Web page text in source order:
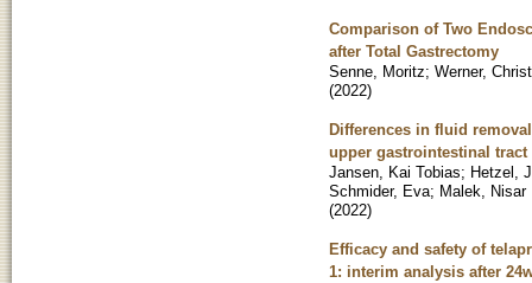
Comparison of Two
after Total Gastrectomy
Senne, Moritz; Werner,
(2022)
Differences in fluid
upper gastrointestinal tract
Jansen, Kai Tobias; Hetzel,
Schmider, Eva; Malek, Nisar
(2022)
Efficacy and safety of
1: interim analysis after